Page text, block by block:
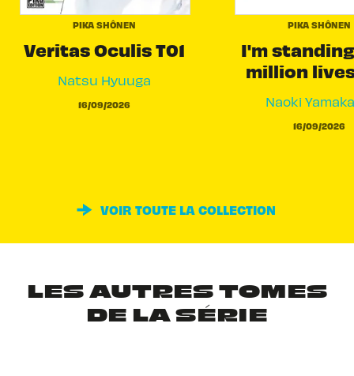
PIKA SHÔNEN
Veritas Oculis T01
Natsu Hyuuga
16/09/2026
PIKA SHÔNEN
I'm
million
Naoki
16/09/2026
VOIR TOUTE LA COLLECTION
LES AUTRES TOMES
DE LA SÉRIE